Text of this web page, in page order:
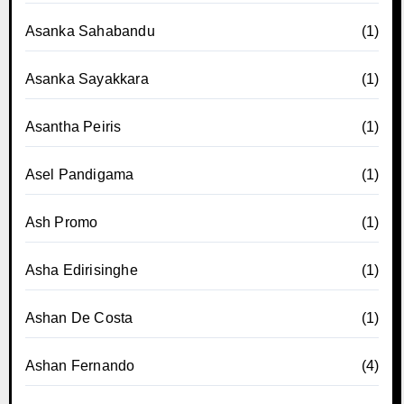
Asanka Sahabandu (1)
Asanka Sayakkara (1)
Asantha Peiris (1)
Asel Pandigama (1)
Ash Promo (1)
Asha Edirisinghe (1)
Ashan De Costa (1)
Ashan Fernando (4)